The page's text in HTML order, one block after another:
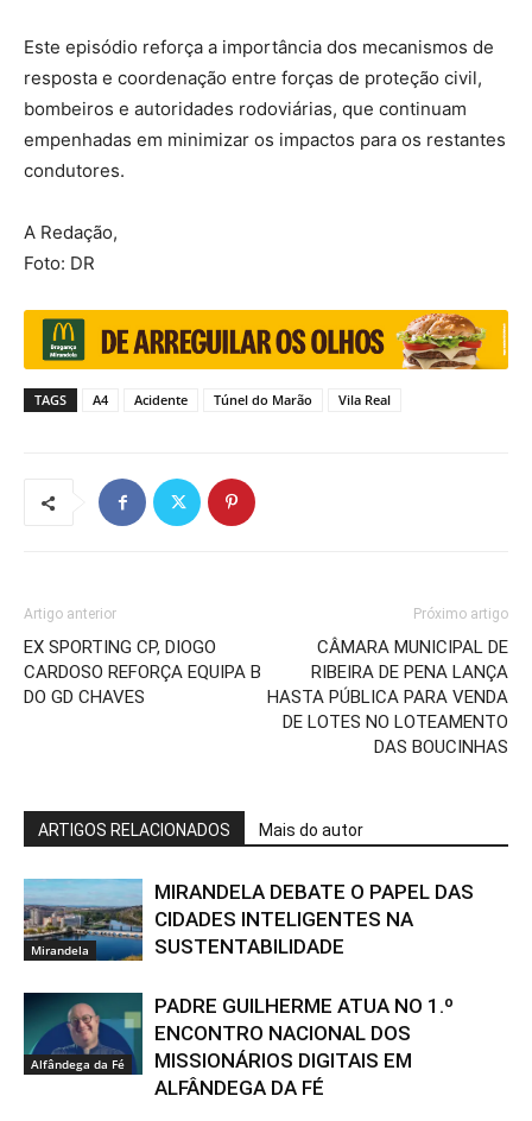
Este episódio reforça a importância dos mecanismos de
resposta e coordenação entre forças de proteção civil,
bombeiros e autoridades rodoviárias, que continuam
empenhadas em minimizar os impactos para os restantes
condutores.
A Redação,
Foto: DR
TAGS A4 Acidente Túnel do Marão Vila Real
Artigo anterior
EX SPORTING CP, DIOGO
CARDOSO REFORÇA EQUIPA B
DO GD CHAVES
Próximo artigo
CÂMARA MUNICIPAL DE
RIBEIRA DE PENA LANÇA
HASTA PÚBLICA PARA VENDA
DE LOTES NO LOTEAMENTO
DAS BOUCINHAS
ARTIGOS RELACIONADOS Mais do autor
Mirandela
MIRANDELA DEBATE O PAPEL DAS
CIDADES INTELIGENTES NA
SUSTENTABILIDADE
Alfândega da Fé
PADRE GUILHERME ATUA NO 1.º
ENCONTRO NACIONAL DOS
MISSIONÁRIOS DIGITAIS EM
ALFÂNDEGA DA FÉ